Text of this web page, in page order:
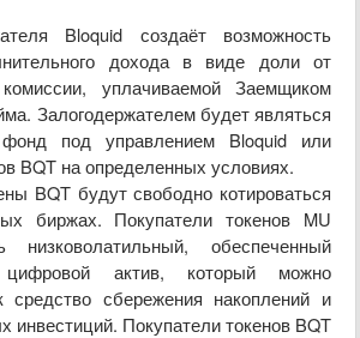
Bloquid создаёт возможность
дохода в виде доли от
уплачиваемой Заемщиком
Залогодержателем будет являться
фонд под управлением Bloquid или
BQT на определенных условиях.
BQT будут свободно котироваться
биржах. Покупатели токенов MU
низковолатильный, обеспеченный
цифровой актив, который можно
средство сбережения накоплений и
инвестиций. Покупатели токенов BQT